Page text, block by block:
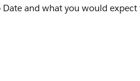
Date and what you would